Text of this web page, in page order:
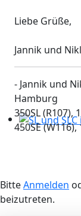
SL und SLC
Liebe Grüße,
Jannik und
- Jannik und
Hamburg
350SL (R107),
450SE (W116),
BitteAnmelden
beizutreten.